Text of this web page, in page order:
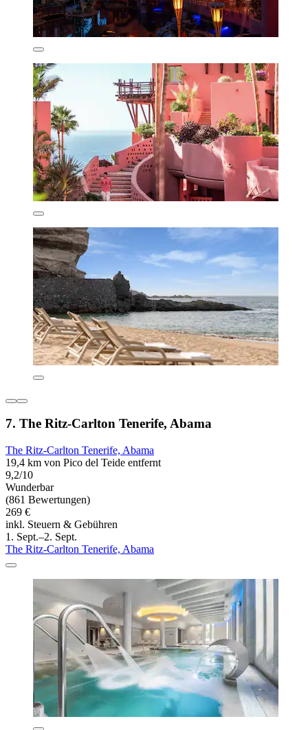
7. The Ritz-Carlton Tenerife, Abama
The Ritz-Carlton Tenerife, Abama
19,4 km von Pico del Teide entfernt
9,2/10
Wunderbar
(861 Bewertungen)
269 €
inkl. Steuern & Gebühren
1. Sept.–2. Sept.
The Ritz-Carlton Tenerife, Abama